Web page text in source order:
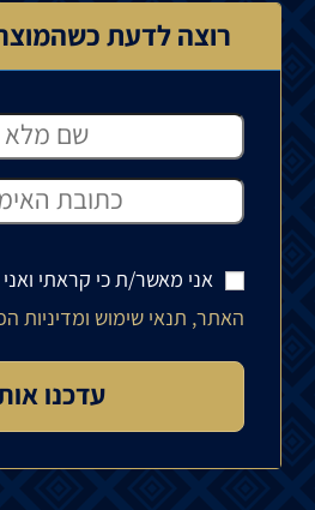
רוצה לדעת
אני מאשר/ת כי קראתי
האתר, תנאי שימוש ומדיניות